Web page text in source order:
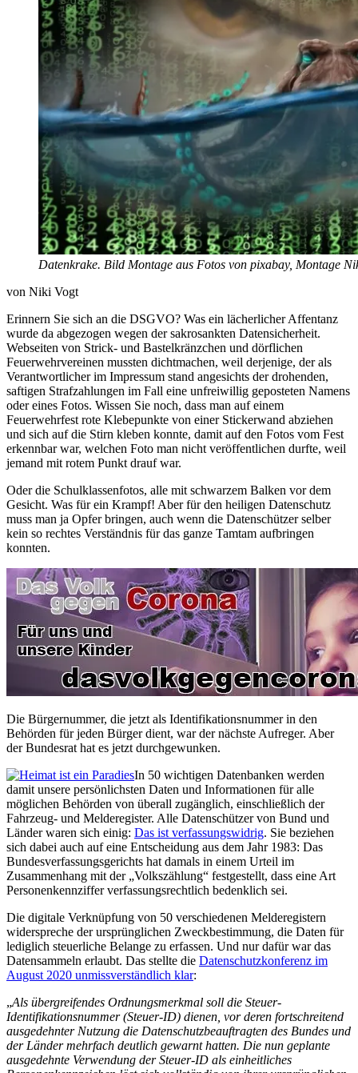
Datenkrake. Bild Montage aus Fotos von pixabay, Montage
von Niki Vogt
Erinnern Sie sich an die DSGVO? Was ein lächerlicher Affentanz
wurde da abgezogen wegen der sakrosankten Datensicherheit.
Webseiten von Strick- und Bastelkränzchen und dörflichen
Feuerwehrvereinen mussten dichtmachen, weil derjenige, der als
Verantwortlicher im Impressum stand angesichts der drohenden,
saftigen Strafzahlungen im Fall eine unfreiwillig geposteten Namens
oder eines Fotos. Wissen Sie noch, dass man auf einem
Feuerwehrfest rote Klebepunkte von einer Stickerwand abziehen
und sich auf die Stirn kleben konnte, damit auf den Fotos vom Fest
erkennbar war, welchen Foto man nicht veröffentlichen durfte, weil
jemand mit rotem Punkt drauf war.
Oder die Schulklassenfotos, alle mit schwarzem Balken vor dem
Gesicht. Was für ein Krampf! Aber für den heiligen Datenschutz
muss man ja Opfer bringen, auch wenn die Datenschützer selber
kein so rechtes Verständnis für das ganze Tamtam aufbringen
konnten.
Die Bürgernummer, die jetzt als Identifikationsnummer in den
Behörden für jeden Bürger dient, war der nächste Aufreger. Aber
der Bundesrat hat es jetzt durchgewunken.
In 50 wichtigen Datenbanken werden
damit unsere persönlichsten Daten und Informationen für alle
möglichen Behörden von überall zugänglich, einschließlich der
Fahrzeug- und Melderegister. Alle Datenschützer von Bund und
Länder waren sich einig: Das ist verfassungswidrig. Sie beziehen
sich dabei auch auf eine Entscheidung aus dem Jahr 1983: Das
Bundesverfassungsgerichts hat damals in einem Urteil im
Zusammenhang mit der „Volkszählung“ festgestellt, dass eine Art
Personenkennziffer verfassungsrechtlich bedenklich sei.
Die digitale Verknüpfung von 50 verschiedenen Melderegistern
widerspreche der ursprünglichen Zweckbestimmung, die Daten für
lediglich steuerliche Belange zu erfassen. Und nur dafür war das
Datensammeln erlaubt. Das stellte die Datenschutzkonferenz im
August 2020 unmissverständlich klar:
„Als übergreifendes Ordnungsmerkmal soll die Steuer-
Identifikationsnummer (Steuer-ID) dienen, vor deren fortschreitend
ausgedehnter Nutzung die Datenschutzbeauftragten des Bundes und
der Länder mehrfach deutlich gewarnt hatten. Die nun geplante
ausgedehnte Verwendung der Steuer-ID als einheitliches